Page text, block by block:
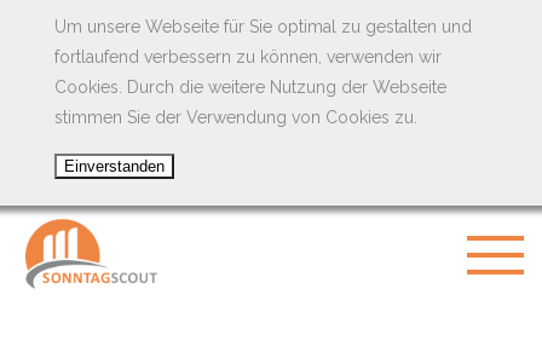
Um unsere Webseite für Sie optimal zu gestalten und
fortlaufend verbessern zu können, verwenden wir
Cookies. Durch die weitere Nutzung der Webseite
stimmen Sie der Verwendung von Cookies zu.